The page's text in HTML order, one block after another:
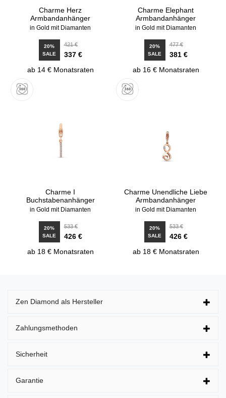
Charme Herz
Armbandanhänger
in Gold mit Diamanten
20%
SALE
421 €
337 €
ab 14 € Monatsraten
Charme Elephant
Armbandanhänger
in Gold mit Diamanten
20%
SALE
477 €
381 €
ab 16 € Monatsraten
Charme I
Buchstabenanhänger
in Gold mit Diamanten
20%
SALE
533 €
426 €
ab 18 € Monatsraten
Charme Unendliche Liebe
Armbandanhänger
in Gold mit Diamanten
20%
SALE
533 €
426 €
ab 18 € Monatsraten
Zen Diamond als Hersteller
Zahlungsmethoden
Sicherheit
Garantie